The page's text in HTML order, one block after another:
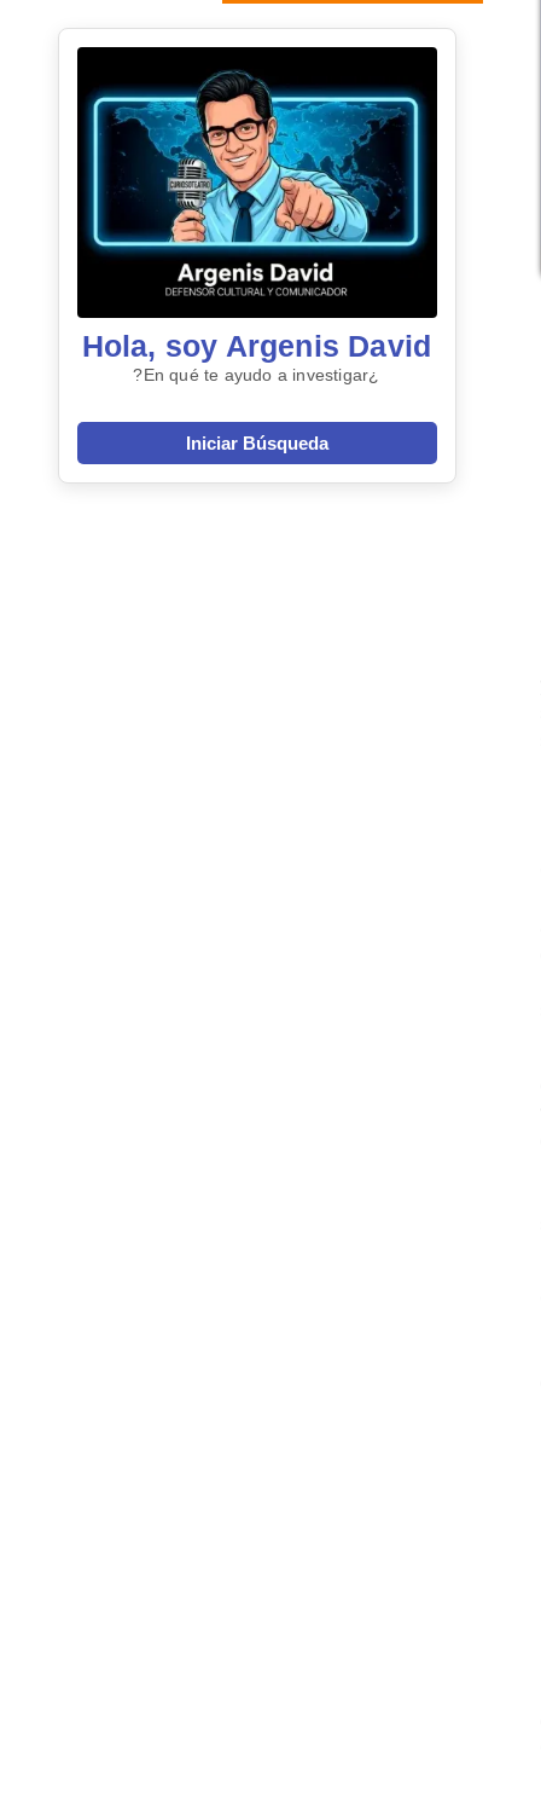
Hola, soy Argenis David
¿En qué te ayudo a investigar?
Iniciar Búsqueda